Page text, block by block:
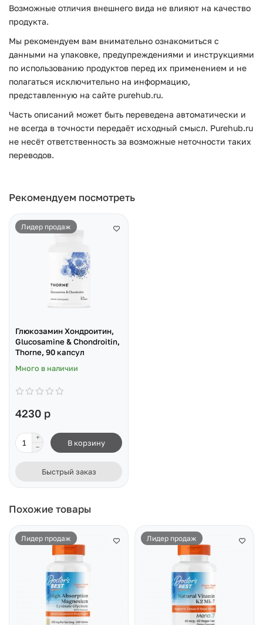
Возможные отличия внешнего вида не влияют на качество
продукта.
Мы рекомендуем вам внимательно ознакомиться с
данными на упаковке, предупреждениями и инструкциями
по использованию продуктов перед их применением и не
полагаться исключительно на информацию,
представленную на сайте purehub.ru.
Часть описаний может быть переведена автоматически и
не всегда в точности передаёт исходный смысл. Purehub.ru
не несёт ответственность за возможные неточности таких
переводов.
Рекомендуем посмотреть
Лидер продаж
Глюкозамин Хондроитин,
Glucosamine & Chondroitin,
Thorne, 90 капсул
Много в наличии
4230 р
В корзину
Быстрый заказ
Похожие товары
Лидер продаж Лидер продаж